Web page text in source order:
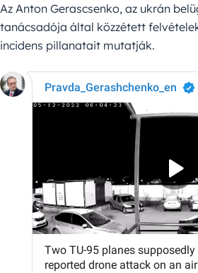
Az Anton Gerascsenko, az ukrán
tanácsadója által közzétett
incidens pillanatait mutatják.